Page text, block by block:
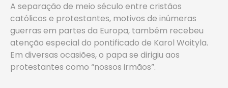
A separação de meio século entre cristãos
católicos e protestantes, motivos de inúmeras
guerras em partes da Europa, também recebeu
atenção especial do pontificado de Karol Woityla.
Em diversas ocasiões, o papa se dirigiu aos
protestantes como “nossos irmãos”.